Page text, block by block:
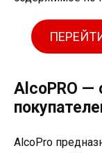
AlcoPRO
AlcoPro